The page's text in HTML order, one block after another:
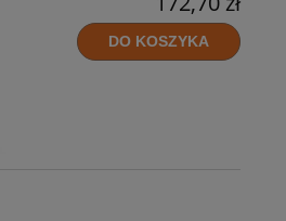
DO KOSZYKA